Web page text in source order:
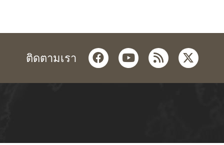
ติดตามเรา facebookyoutube
rss twitter